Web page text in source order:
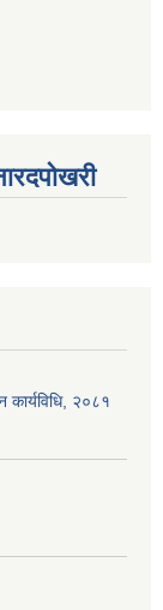
कार्यविधि, २०८१